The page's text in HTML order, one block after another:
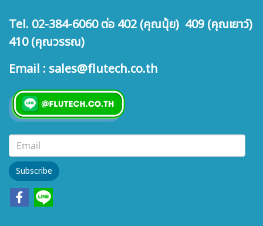
Tel. 02-384-6060 ต่อ 402 (คุณนุ้ย) 409 (คุณเยาว์)
410 (คุณวรรณ)
Email : sales@flutech.co.th
Subscribe